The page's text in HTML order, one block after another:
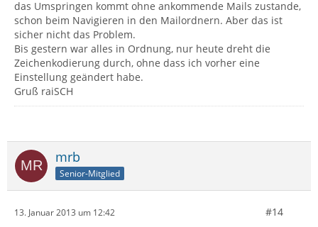
das Umspringen kommt ohne ankommende Mails zustande,
schon beim Navigieren in den Mailordnern. Aber das ist
sicher nicht das Problem.
Bis gestern war alles in Ordnung, nur heute dreht die
Zeichenkodierung durch, ohne dass ich vorher eine
Einstellung geändert habe.
Gruß raiSCH
mrb
Senior-Mitglied
13. Januar 2013 um 12:42 #14